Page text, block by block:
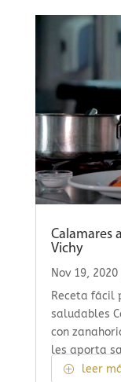
Calamares
Vichy
Nov 19, 2020|
Receta fácil
saludables
con
les aporta
leer